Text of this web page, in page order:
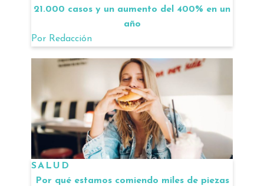
21.000 casos y un aumento del 400% en un
año
Por Redacción
SALUD
Por qué estamos comiendo miles de piezas